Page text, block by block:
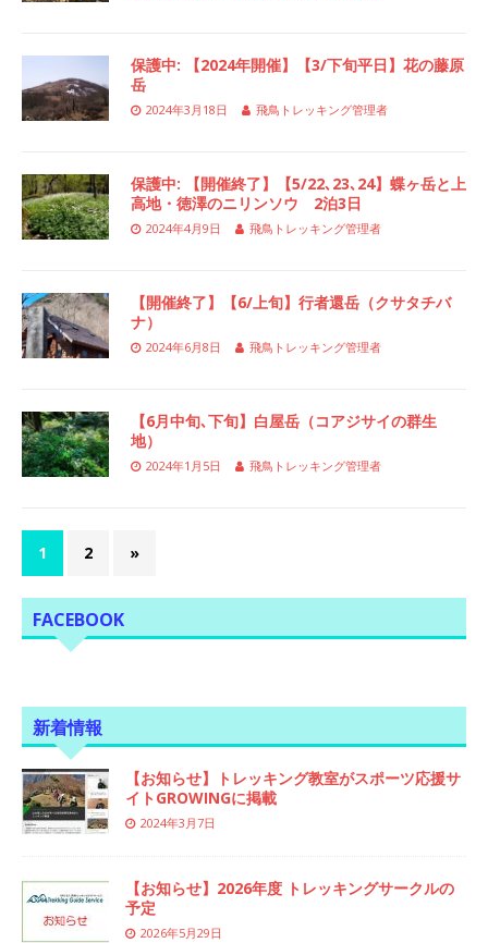
保護中: 【2024年開催】【3/下旬平日】花の藤原
岳
2024年3月18日 飛鳥トレッキング管理者
保護中: 【開催終了】【5/22､23､24】蝶ヶ岳と上
高地・徳澤のニリンソウ 2泊3日
2024年4月9日 飛鳥トレッキング管理者
【開催終了】【6/上旬】行者還岳（クサタチバ
ナ）
2024年6月8日 飛鳥トレッキング管理者
【6月中旬､下旬】白屋岳（コアジサイの群生
地）
2024年1月5日 飛鳥トレッキング管理者
1 2 »
FACEBOOK
新着情報
【お知らせ】トレッキング教室がスポーツ応援サ
イトGROWINGに掲載
2024年3月7日
【お知らせ】2026年度 トレッキングサークルの
予定
2026年5月29日